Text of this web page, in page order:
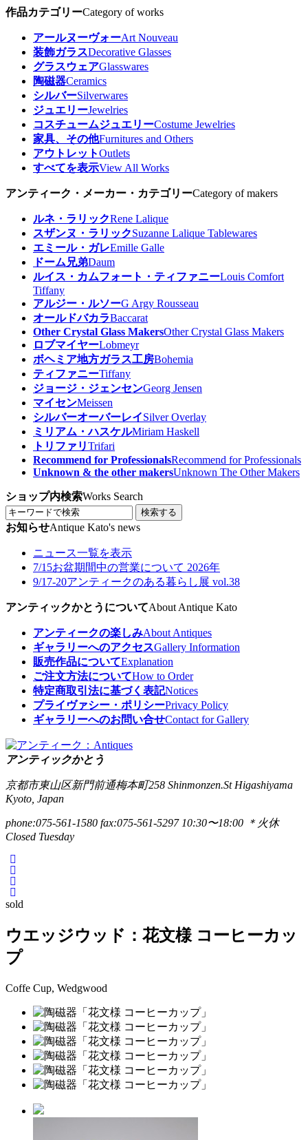
作品カテゴリーCategory of works
アールヌーヴォーArt Nouveau
装飾ガラスDecorative Glasses
グラスウェアGlasswares
陶磁器Ceramics
シルバーSilverwares
ジュエリーJewelries
コスチュームジュエリーCostume Jewelries
家具、その他Furnitures and Others
アウトレットOutlets
すべてを表示View All Works
アンティーク・メーカー・カテゴリーCategory of makers
ルネ・ラリックRene Lalique
スザンヌ・ラリックSuzanne Lalique Tablewares
エミール・ガレEmille Galle
ドーム兄弟Daum
ルイス・カムフォート・ティファニーLouis Comfort
Tiffany
アルジー・ルソーG Argy Rousseau
オールドバカラBaccarat
Other Crystal Glass MakersOther Crystal Glass Makers
ロブマイヤーLobmeyr
ボヘミア地方ガラス工房Bohemia
ティファニーTiffany
ジョージ・ジェンセンGeorg Jensen
マイセンMeissen
シルバーオーバーレイSilver Overlay
ミリアム・ハスケルMiriam Haskell
トリファリTrifari
Recommend for ProfessionalsRecommend for Professionals
Unknown & the other makersUnknown The Other Makers
ショップ内検索Works Search
検索する
お知らせAntique Kato's news
ニュース一覧を表示
7/15お盆期間中の営業について 2026年
9/17-20アンティークのある暮らし展 vol.38
アンティックかとうについてAbout Antique Kato
アンティークの楽しみAbout Antiques
ギャラリーへのアクセスGallery Information
販売作品についてExplanation
ご注文方法についてHow to Order
特定商取引法に基づく表記Notices
プライヴァシー・ポリシーPrivacy Policy
ギャラリーへのお問い合せContact for Gallery
アンティックかとう
京都市東山区新門前通梅本町258 Shinmonzen.St Higashiyama
Kyoto, Japan
phone:075-561-1580 fax:075-561-5297 10:30〜18:00 ＊火休
Closed Tuesday
sold
ウエッジウッド：花文様 コーヒーカッ
プ
Coffe Cup, Wedgwood